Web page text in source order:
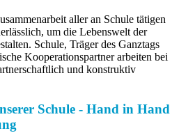
aller an Schule tätigen
um die Lebenswelt der
Schule, Träger des Ganztags
Kooperationspartner arbeiten bei
und konstruktiv
Schule - Hand in Hand